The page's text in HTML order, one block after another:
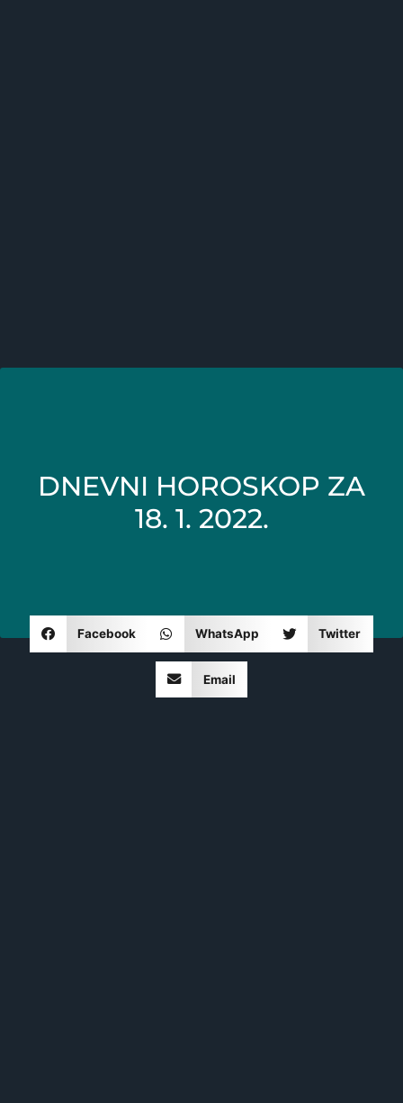
DNEVNI HOROSKOP ZA
18. 1. 2022.
Facebook WhatsApp Twitter
Email